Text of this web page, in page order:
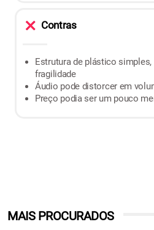
Contras
Estrutura de plástico
fragilidade
Áudio pode distorcer em
Preço podia ser um pouco
MAIS PROCURADOS